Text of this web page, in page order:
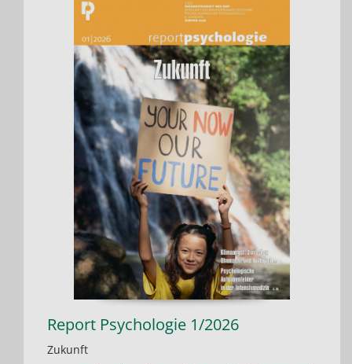
Report Psychologie 1/2026
Zukunft